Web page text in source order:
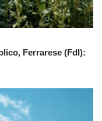
Ferrarese (FdI):